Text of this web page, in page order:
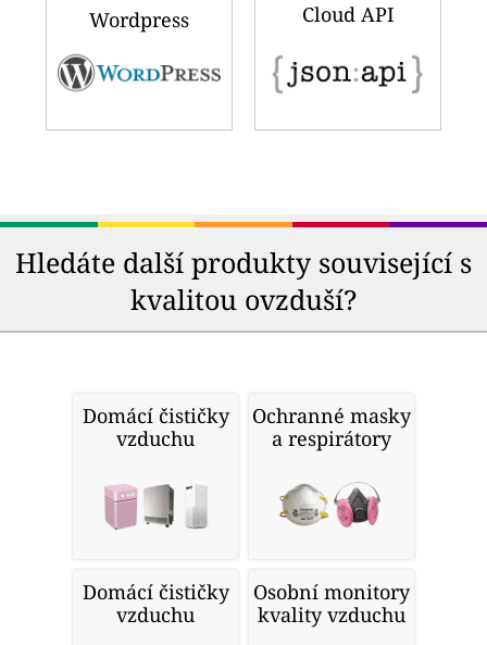
Wordpress Cloud API
Hledáte další produkty související s
kvalitou ovzduší?
Domácí čističky
vzduchu
Ochranné masky
a respirátory
Domácí čističky
vzduchu
Osobní monitory
kvality vzduchu